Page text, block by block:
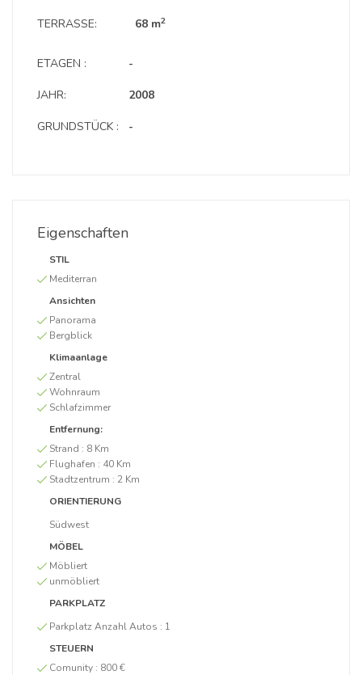
TERRASSE: 68 m2
ETAGEN :
JAHR:
GRUNDSTÜCK :
-
2008
-
Eigenschaften
STIL
Mediterran
Ansichten
Panorama
Bergblick
Klimaanlage
Zentral
Wohnraum
Schlafzimmer
Entfernung:
Strand : 8 Km
Flughafen : 40 Km
Stadtzentrum : 2 Km
ORIENTIERUNG
Südwest
MÖBEL
Möbliert
unmöbliert
PARKPLATZ
Parkplatz Anzahl Autos : 1
STEUERN
Comunity : 800 €